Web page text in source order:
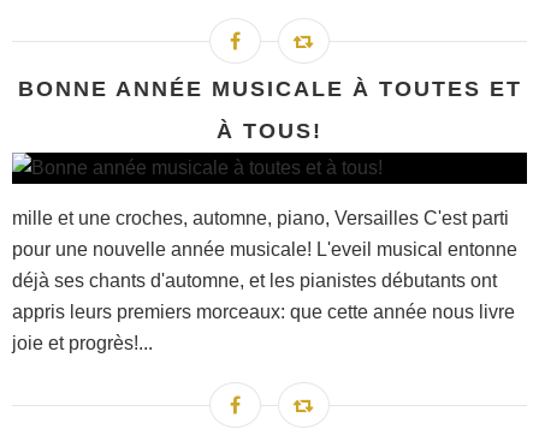
BONNE ANNÉE MUSICALE À TOUTES ET
À TOUS!
mille et une croches, automne, piano, Versailles C'est parti
pour une nouvelle année musicale! L'eveil musical entonne
déjà ses chants d'automne, et les pianistes débutants ont
appris leurs premiers morceaux: que cette année nous livre
joie et progrès!...